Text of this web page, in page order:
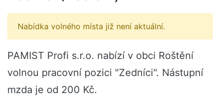
Nabídka volného místa již není aktuální.
PAMIST Profi s.r.o. nabízí v obci Roštění
volnou pracovní pozici "Zedníci". Nástupní
mzda je od 200 Kč.